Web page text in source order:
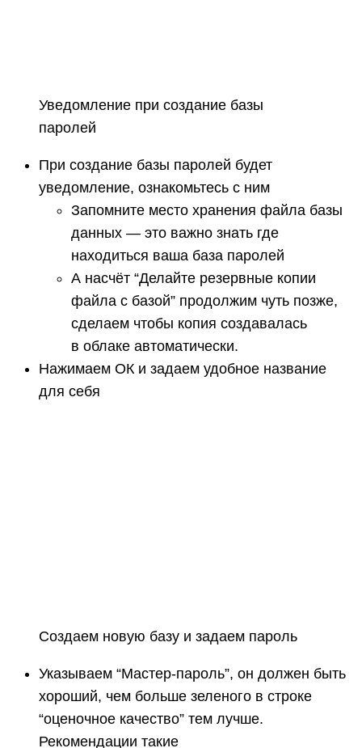
Уведомление при создание базы
паролей
При создание базы паролей будет
уведомление, ознакомьтесь с ним
Запомните место хранения файла базы
данных — это важно знать где
находиться ваша база паролей
А насчёт “Делайте резервные копии
файла с базой” продолжим чуть позже,
сделаем чтобы копия создавалась
в облаке автоматически.
Нажимаем ОК и задаем удобное название
для себя
Создаем новую базу и задаем пароль
Указываем “Мастер-пароль”, он должен быть
хороший, чем больше зеленого в строке
“оценочное качество” тем лучше.
Рекомендации такие